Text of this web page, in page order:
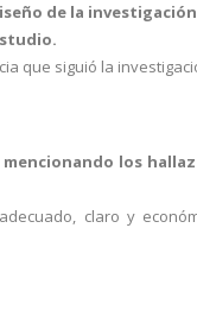
de la
que siguió la
los
claro y